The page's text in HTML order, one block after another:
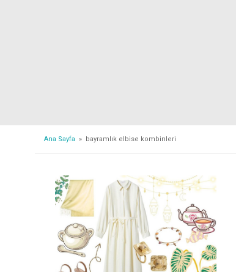
Ana Sayfa » bayramlık elbise kombinleri